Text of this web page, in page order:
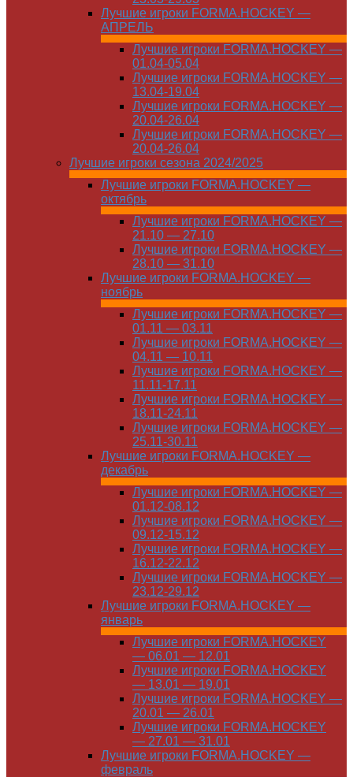
Лучшие игроки FORMA.HOCKEY —
АПРЕЛЬ
Лучшие игроки FORMA.HOCKEY —
01.04-05.04
Лучшие игроки FORMA.HOCKEY —
13.04-19.04
Лучшие игроки FORMA.HOCKEY —
20.04-26.04
Лучшие игроки FORMA.HOCKEY —
20.04-26.04
Лучшие игроки сезона 2024/2025
Лучшие игроки FORMA.HOCKEY —
октябрь
Лучшие игроки FORMA.HOCKEY —
21.10 — 27.10
Лучшие игроки FORMA.HOCKEY —
28.10 — 31.10
Лучшие игроки FORMA.HOCKEY —
ноябрь
Лучшие игроки FORMA.HOCKEY —
01.11 — 03.11
Лучшие игроки FORMA.HOCKEY —
04.11 — 10.11
Лучшие игроки FORMA.HOCKEY —
11.11-17.11
Лучшие игроки FORMA.HOCKEY —
18.11-24.11
Лучшие игроки FORMA.HOCKEY —
25.11-30.11
Лучшие игроки FORMA.HOCKEY —
декабрь
Лучшие игроки FORMA.HOCKEY —
01.12-08.12
Лучшие игроки FORMA.HOCKEY —
09.12-15.12
Лучшие игроки FORMA.HOCKEY —
16.12-22.12
Лучшие игроки FORMA.HOCKEY —
23.12-29.12
Лучшие игроки FORMA.HOCKEY —
январь
Лучшие игроки FORMA.HOCKEY
— 06.01 — 12.01
Лучшие игроки FORMA.HOCKEY
— 13.01 — 19.01
Лучшие игроки FORMA.HOCKEY —
20.01 — 26.01
Лучшие игроки FORMA.HOCKEY
— 27.01 — 31.01
Лучшие игроки FORMA.HOCKEY —
февраль